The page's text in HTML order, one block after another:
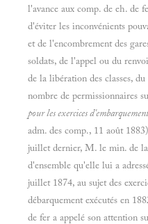
l'avance aux comp. de eh. de
d'éviter les inconvénients
et de l'encombrement des
soldats, de l'appel ou du
de la libération des classes,
nombre de permissionnaires
pour les exercices
adm. des comp., 11 août
juillet dernier, M. le min. de
d'ensemble qu'elle lui a
juillet 1874, au sujet des
débarquement exécutés en
de fer a appelé son attention